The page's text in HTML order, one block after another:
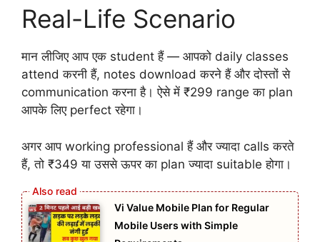
Real-Life Scenario
मान लीजिए आप एक student हैं — आपको daily classes
attend करनी हैं, notes download करने हैं और दोस्तों से
communication करना है। ऐसे में ₹299 range का plan
आपके लिए perfect रहेगा।
अगर आप working professional हैं और ज्यादा calls करते
हैं, तो ₹349 या उससे ऊपर का plan ज्यादा suitable होगा।
Vi Value Mobile Plan for Regular
Mobile Users with Simple